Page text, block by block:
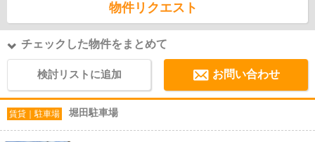
物件リクエスト
チェックした物件をまとめて
検討リストに追加 お問い合わせ
賃貸｜駐車場 堀田駐車場